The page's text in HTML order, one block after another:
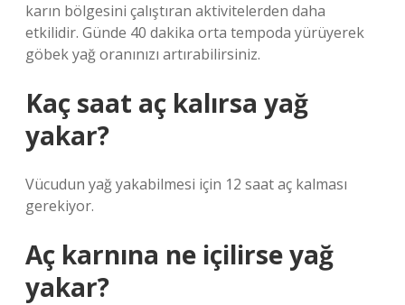
karın bölgesini çalıştıran aktivitelerden daha
etkilidir. Günde 40 dakika orta tempoda yürüyerek
göbek yağ oranınızı artırabilirsiniz.
Kaç saat aç kalırsa yağ
yakar?
Vücudun yağ yakabilmesi için 12 saat aç kalması
gerekiyor.
Aç karnına ne içilirse yağ
yakar?